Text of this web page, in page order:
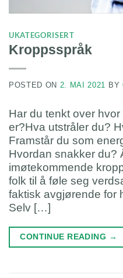
UKATEGORISERT
Kroppsspråk
POSTED ON 2. MAI 2021 BY
Har du tenkt over
er?Hva utstråler du?
Framstår du som
Hvordan snakker du?
imøtekommende
folk til å føle seg
faktisk avgjørende for
Selv […]
CONTINUE READING →